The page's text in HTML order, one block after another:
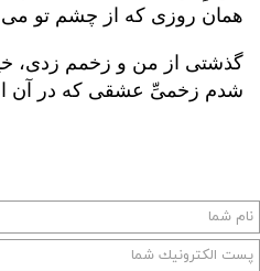
همان روزی که از چشم تو می
گذشتی از من و زخمم زدی،
شدم زخمیِّ عشقی که در آن